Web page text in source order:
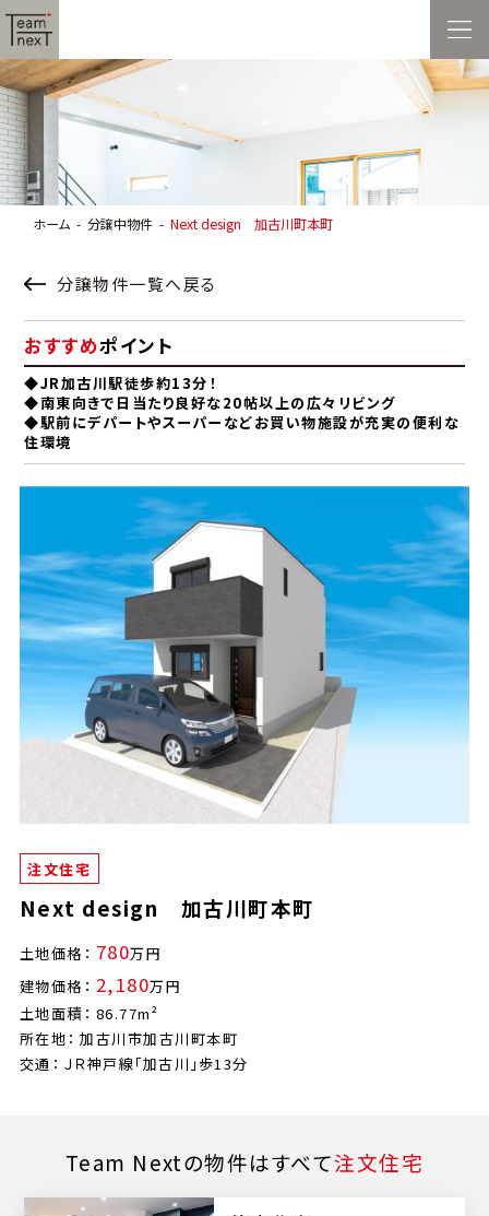
ホーム 分譲中物件 Next design 加古川町本町
分譲物件一覧へ戻る
おすすめポイント
◆JR加古川駅徒歩約13分！
◆南東向きで日当たり良好な20帖以上の広々リビング
◆駅前にデパートやスーパーなどお買い物施設が充実の便利な
住環境
注文住宅
Next design 加古川町本町
土地価格： 780万円
建物価格： 2,180万円
土地面積： 86.77m²
所在地： 加古川市加古川町本町
交通： ＪＲ神戸線「加古川」歩13分
Team Nextの物件はすべて注文住宅